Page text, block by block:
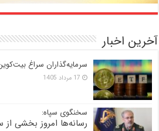
آخرین اخبار
سرمایه‌گذاران سراغ
17 مرداد 1405
سخنگوی سپاه:
رسانه‌ها امروز بخشی